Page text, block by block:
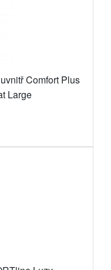
Comfort Plus
Large